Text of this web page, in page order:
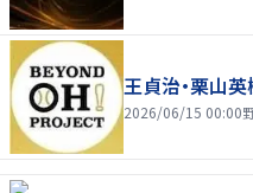
王貞治・栗山
2026/06/15 00:00